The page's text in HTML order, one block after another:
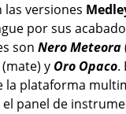
las versiones
por sus
son Nero Meteora
(mate) y Oro Opaco.
la plataforma
el panel de